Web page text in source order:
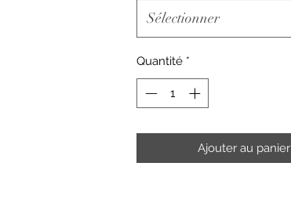
Sélectionner
Quantité *
Ajouter au panier